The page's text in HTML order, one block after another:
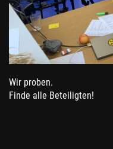
Wir proben.
Finde alle Beteiligten!